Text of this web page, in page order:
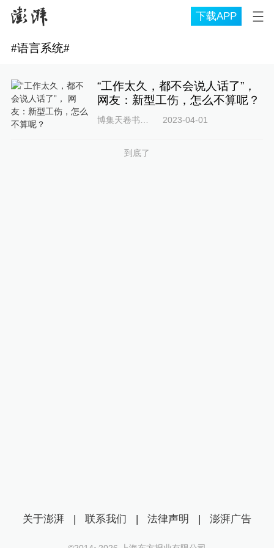
下载APP
#语言系统#
“工作太久，都不会说人话了”，
网友：新型工伤，怎么不算呢？
2023-04-01
到底了
关于澎湃 | 联系我们 | 法律声明 | 澎湃广告